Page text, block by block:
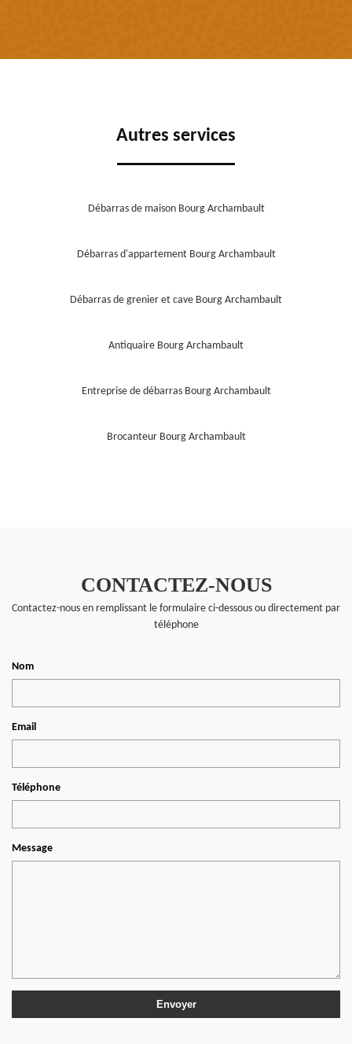
Autres services
Débarras de maison Bourg Archambault
Débarras d'appartement Bourg Archambault
Débarras de grenier et cave Bourg Archambault
Antiquaire Bourg Archambault
Entreprise de débarras Bourg Archambault
Brocanteur Bourg Archambault
CONTACTEZ-NOUS
Contactez-nous en remplissant le formulaire ci-dessous ou directement par
téléphone
Nom
Email
Téléphone
Message